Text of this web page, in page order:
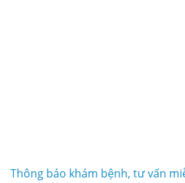
Thông báo khám bệnh, tư vấn